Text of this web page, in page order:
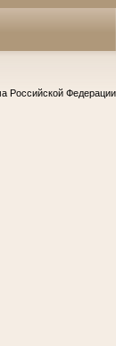
Российской